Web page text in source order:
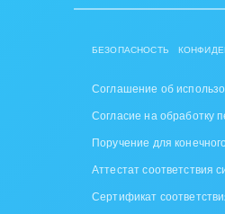
БЕЗОПАСНОСТЬ
Соглашение об
Согласие на обработку
Поручение для
Аттестат
Сертификат